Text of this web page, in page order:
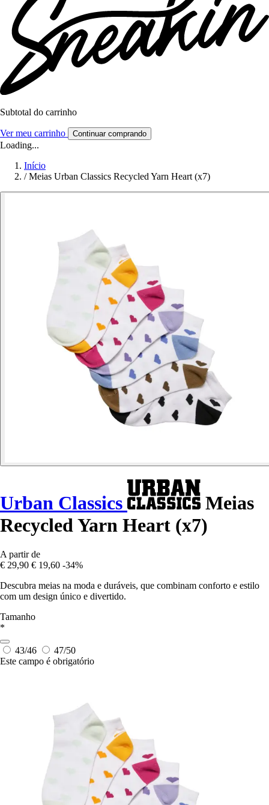
Subtotal do carrinho
Ver meu carrinho Continuar comprando
Loading...
Início
/ Meias Urban Classics Recycled Yarn Heart (x7)
Urban Classics
Meias
Recycled Yarn Heart (x7)
A partir de
€ 29,90 € 19,60 -34%
Descubra meias na moda e duráveis, que combinam conforto e estilo
com um design único e divertido.
Tamanho
*
43/46
47/50
Este campo é obrigatório